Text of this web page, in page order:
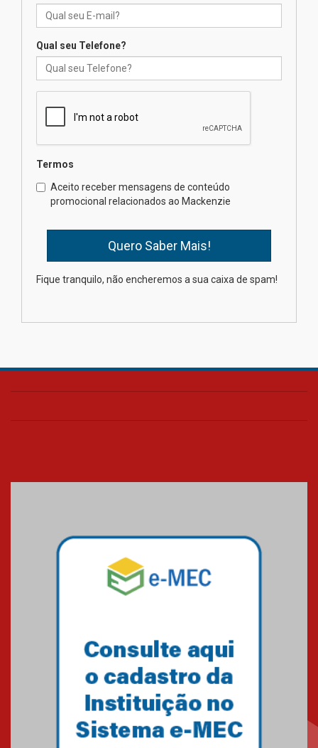
calouros do segundo semestre
mesmo do Ensino Médio
Como os pais podem investir
na educação dos filhos além da
escola
Transformadora reúne
Qual seu Telefone?
Termos
Aceito receber mensagens de conteúdo
promocional relacionados ao Mackenzie
Fique tranquilo, não encheremos a sua caixa de spam!